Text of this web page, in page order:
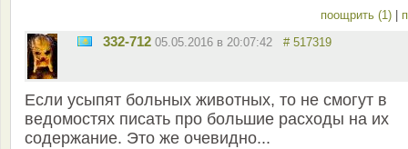
поощрить (1)
332-712 05.05.2016 в 20:07:42 # 517319
Если усыпят больных животных, то не смогут в
ведомостях писать про большие расходы на их
содержание. Это же очевидно...